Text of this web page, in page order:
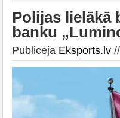
Polijas lielākā
banku
Publicēja Eksports.lv